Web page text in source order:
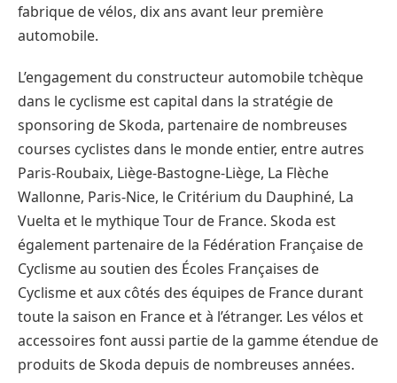
fabrique de vélos, dix ans avant leur première
automobile.
L’engagement du constructeur automobile tchèque
dans le cyclisme est capital dans la stratégie de
sponsoring de Skoda, partenaire de nombreuses
courses cyclistes dans le monde entier, entre autres
Paris-Roubaix, Liège-Bastogne-Liège, La Flèche
Wallonne, Paris-Nice, le Critérium du Dauphiné, La
Vuelta et le mythique Tour de France. Skoda est
également partenaire de la Fédération Française de
Cyclisme au soutien des Écoles Françaises de
Cyclisme et aux côtés des équipes de France durant
toute la saison en France et à l’étranger. Les vélos et
accessoires font aussi partie de la gamme étendue de
produits de Skoda depuis de nombreuses années.